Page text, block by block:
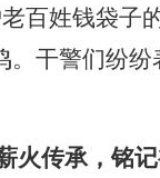
百姓钱袋子
干警们纷
火传承，铭